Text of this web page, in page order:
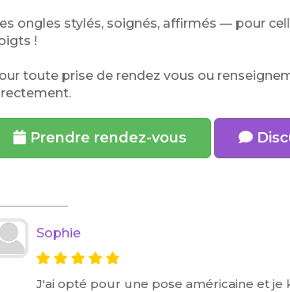
ongles stylés, soignés, affirmés — pour
!
toute prise de rendez vous ou
Prendre rendez-vous
Sophie
J'ai opté pour une pose américaine et